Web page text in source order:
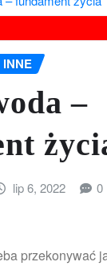
INNE
–
lip 6, 2022 0
przekonywać